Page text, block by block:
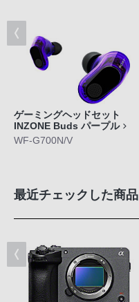
ゲーミングヘッドセット
INZONE Buds パープル
WF-G700N/V
最近チェックした商品